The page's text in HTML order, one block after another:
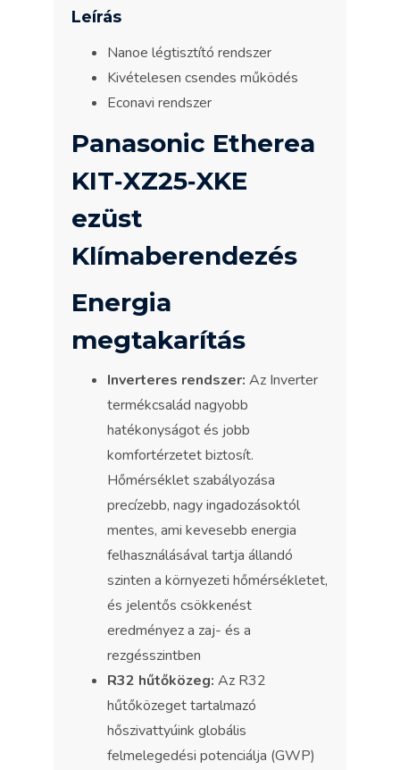
Leírás
Nanoe légtisztító rendszer
Kivételesen csendes működés
Econavi rendszer
Panasonic Etherea
KIT‐XZ25‐XKE
ezüst
Klímaberendezés
Energia
megtakarítás
Inverteres rendszer: Az Inverter
termékcsalád nagyobb
hatékonyságot és jobb
komfortérzetet biztosít.
Hőmérséklet szabályozása
precízebb, nagy ingadozásoktól
mentes, ami kevesebb energia
felhasználásával tartja állandó
szinten a környezeti hőmérsékletet,
és jelentős csökkenést
eredményez a zaj- és a
rezgésszintben
R32 hűtőközeg: Az R32
hűtőközeget tartalmazó
hőszivattyúink globális
felmelegedési potenciálja (GWP)